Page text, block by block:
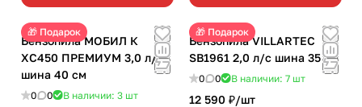
🎁 Подарок
Бензопила МОБИЛ К
ХС450 ПРЕМИУМ 3,0 л/с
шина 40 см
0 0 В наличии: 3 шт
🎁 Подарок
Бензопила VILLARTEC
SB1961 2,0 л/с шина 35 см
0 0 В наличии: 7 шт
12 590 ₽/шт